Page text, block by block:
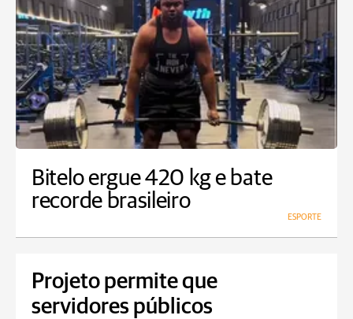
Bitelo ergue 420 kg e bate
recorde brasileiro
ESPORTE
Projeto permite que
servidores públicos